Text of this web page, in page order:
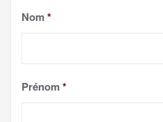
Nom*
Prénom*